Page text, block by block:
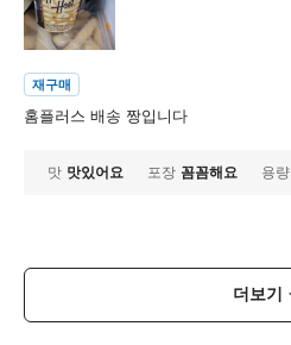
재구매
홈플러스 배송 짱입니다
맛 맛있어요 포장 꼼꼼해요 용량
더보기